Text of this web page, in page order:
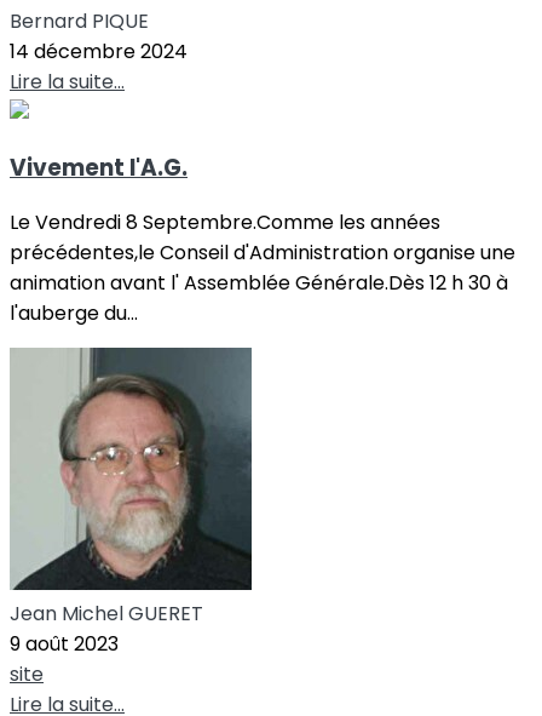
Bernard PIQUE
14 décembre 2024
Lire la suite...
Vivement l'A.G.
Le Vendredi 8 Septembre.Comme les années
précédentes,le Conseil d'Administration organise une
animation avant l' Assemblée Générale.Dès 12 h 30 à
l'auberge du...
Jean Michel GUERET
9 août 2023
site
Lire la suite...